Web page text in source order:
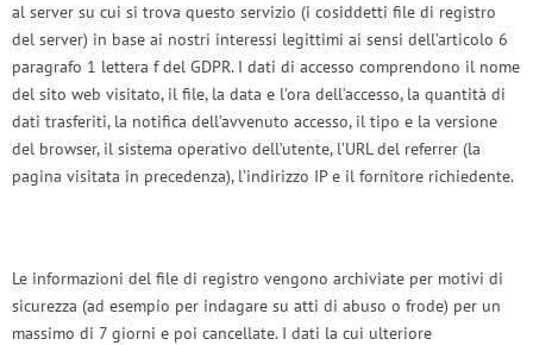
al server su cui si trova questo servizio (i cosiddetti file di registro
del server) in base ai nostri interessi legittimi ai sensi dell’articolo 6
paragrafo 1 lettera f del GDPR. I dati di accesso comprendono il nome
del sito web visitato, il file, la data e l’ora dell’accesso, la quantità di
dati trasferiti, la notifica dell’avvenuto accesso, il tipo e la versione
del browser, il sistema operativo dell’utente, l’URL del referrer (la
pagina visitata in precedenza), l’indirizzo IP e il fornitore richiedente.
Le informazioni del file di registro vengono archiviate per motivi di
sicurezza (ad esempio per indagare su atti di abuso o frode) per un
massimo di 7 giorni e poi cancellate. I dati la cui ulteriore